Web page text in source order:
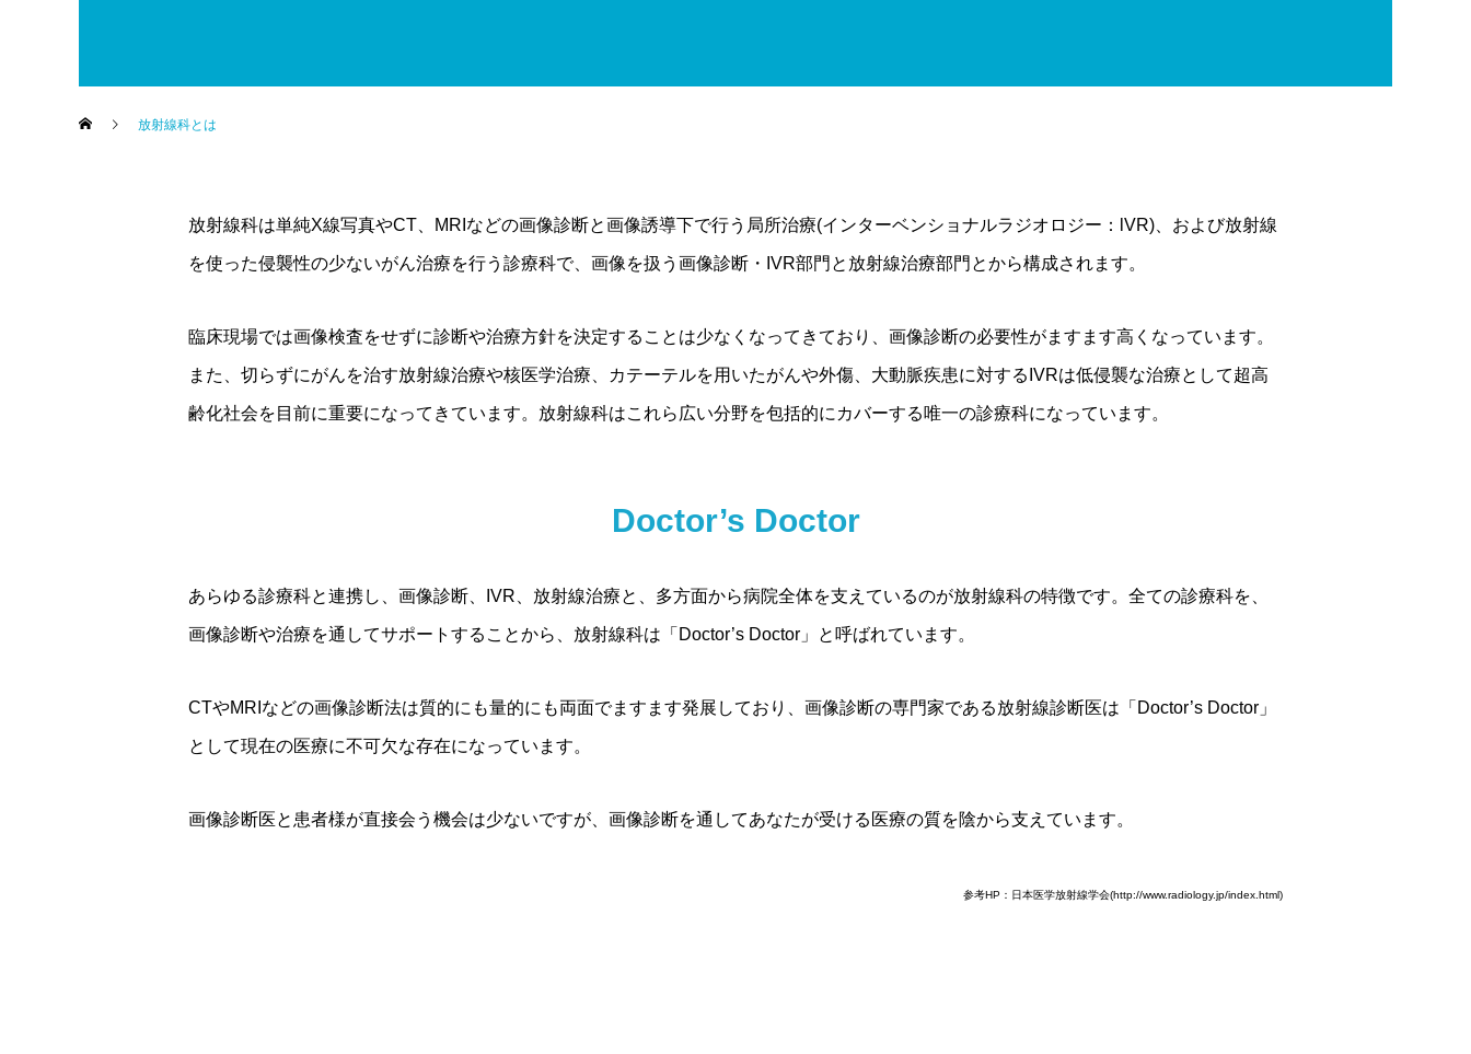
放射線科とは
放射線科は単純X線写真やCT、MRIなどの画像診断と画像誘導下で行う局所治療(インターベンショナルラジオロジー：lVR)、および放射線
を使った侵襲性の少ないがん治療を行う診療科で、画像を扱う画像診断・IVR部門と放射線治療部門とから構成されます。
臨床現場では画像検査をせずに診断や治療方針を決定することは少なくなってきており、画像診断の必要性がますます高くなっています。
また、切らずにがんを治す放射線治療や核医学治療、カテーテルを用いたがんや外傷、大動脈疾患に対するIVRは低侵襲な治療として超高
齢化社会を目前に重要になってきています。放射線科はこれら広い分野を包括的にカバーする唯一の診療科になっています。
Doctor’s Doctor
あらゆる診療科と連携し、画像診断、IVR、放射線治療と、多方面から病院全体を支えているのが放射線科の特徴です。全ての診療科を、
画像診断や治療を通してサポートすることから、放射線科は「Doctor’s Doctor」と呼ばれています。
CTやMRIなどの画像診断法は質的にも量的にも両面でますます発展しており、画像診断の専門家である放射線診断医は「Doctor’s Doctor」
として現在の医療に不可欠な存在になっています。
画像診断医と患者様が直接会う機会は少ないですが、画像診断を通してあなたが受ける医療の質を陰から支えています。
参考HP：日本医学放射線学会(http://www.radiology.jp/index.html)